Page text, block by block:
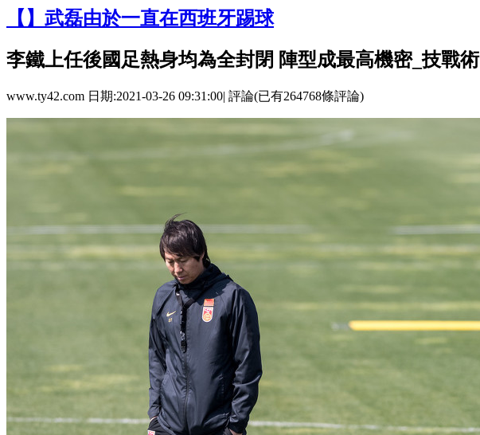
【】武磊由於一直在西班牙踢球
李鐵上任後國足熱身均為全封閉 陣型成最高機密_技戰術
www.ty42.com 日期:2021-03-26 09:31:00| 評論(已有264768條評論)